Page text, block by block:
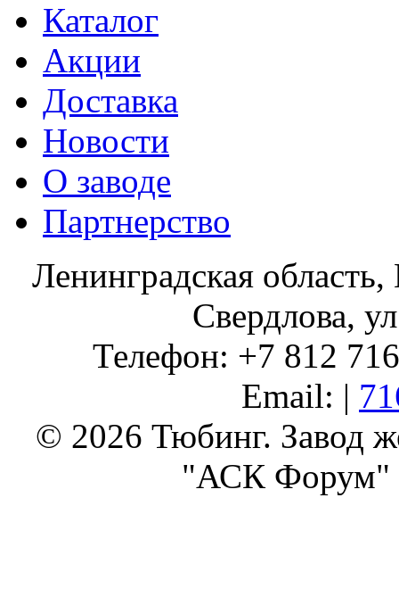
Каталог
Акции
Доставка
Новости
О заводе
Партнерство
Ленинградская
Свердлова,
Телефон: +7 812
Email: |
© 2026 Тюбинг. Завод
"АСК Форум"